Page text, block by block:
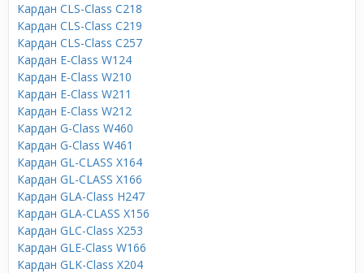
Кардан CLS-Class C218
Кардан CLS-Class C219
Кардан CLS-Class C257
Кардан E-Class W124
Кардан E-Class W210
Кардан E-Class W211
Кардан E-Class W212
Кардан G-Class W460
Кардан G-Class W461
Кардан GL-CLASS X164
Кардан GL-CLASS X166
Кардан GLA-Class H247
Кардан GLA-CLASS X156
Кардан GLC-Class X253
Кардан GLE-Class W166
Кардан GLK-Class X204